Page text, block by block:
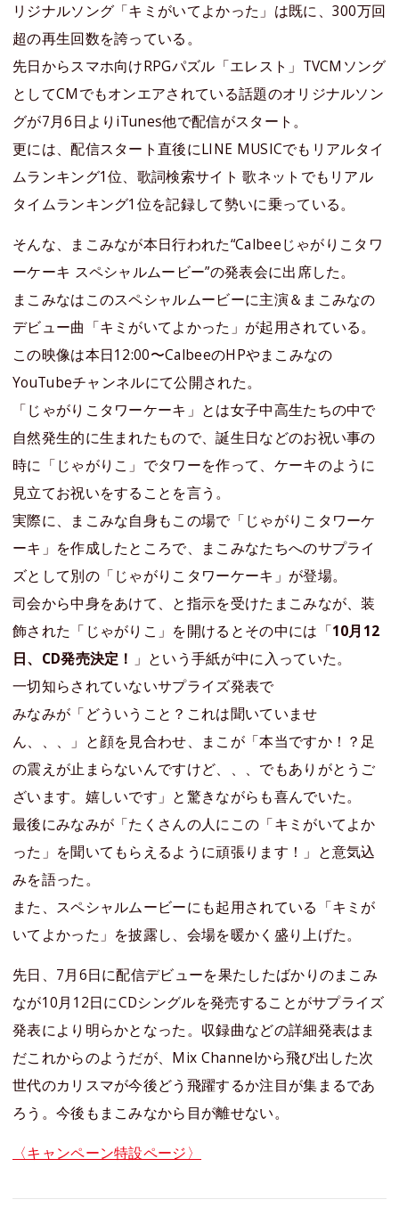
リジナルソング「キミがいてよかった」は既に、300万回
超の再生回数を誇っている。
先日からスマホ向けRPGパズル「エレスト」TVCMソング
としてCMでもオンエアされている話題のオリジナルソン
グが7月6日よりiTunes他で配信がスタート。
更には、配信スタート直後にLINE MUSICでもリアルタイ
ムランキング1位、歌詞検索サイト 歌ネットでもリアル
タイムランキング1位を記録して勢いに乗っている。
そんな、まこみなが本日行われた“Calbeeじゃがりこタワ
ーケーキ スペシャルムービー”の発表会に出席した。
まこみなはこのスペシャルムービーに主演＆まこみなの
デビュー曲「キミがいてよかった」が起用されている。
この映像は本日12:00〜CalbeeのHPやまこみなの
YouTubeチャンネルにて公開された。
「じゃがりこタワーケーキ」とは女子中高生たちの中で
自然発生的に生まれたもので、誕生日などのお祝い事の
時に「じゃがりこ」でタワーを作って、ケーキのように
見立てお祝いをすることを言う。
実際に、まこみな自身もこの場で「じゃがりこタワーケ
ーキ」を作成したところで、まこみなたちへのサプライ
ズとして別の「じゃがりこタワーケーキ」が登場。
司会から中身をあけて、と指示を受けたまこみなが、装
飾された「じゃがりこ」を開けるとその中には「10月12
日、CD発売決定！ 」という手紙が中に入っていた。
一切知らされていないサプライズ発表で
みなみが「どういうこと？これは聞いていませ
ん、、、」と顔を見合わせ、まこが「本当ですか！？足
の震えが止まらないんですけど、、、でもありがとうご
ざいます。嬉しいです」と驚きながらも喜んでいた。
最後にみなみが「たくさんの人にこの「キミがいてよか
った」を聞いてもらえるように頑張ります！」と意気込
みを語った。
また、スペシャルムービーにも起用されている「キミが
いてよかった」を披露し、会場を暖かく盛り上げた。
先日、7月6日に配信デビューを果たしたばかりのまこみ
なが10月12日にCDシングルを発売することがサプライズ
発表により明らかとなった。収録曲などの詳細発表はま
だこれからのようだが、Mix Channelから飛び出した次
世代のカリスマが今後どう飛躍するか注目が集まるであ
ろう。今後もまこみなから目が離せない。
〈キャンペーン特設ページ〉